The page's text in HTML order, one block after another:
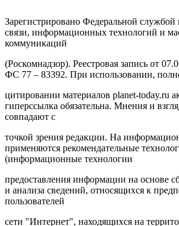
Зарегистрировано Федеральной службой
связи, информационных технологий и
коммуникаций
(Роскомнадзор). Реестровая запись от
ФС 77 – 83392. При использовании,
цитировании материалов planet-today.ru
гиперссылка обязательна. Мнения и
совпадают с
точкой зрения редакции. На
применяются рекомендательные
(информационные технологии
предоставления информации на основе
и анализа сведений, относящихся к
пользователей
сети "Интернет", находящихся на